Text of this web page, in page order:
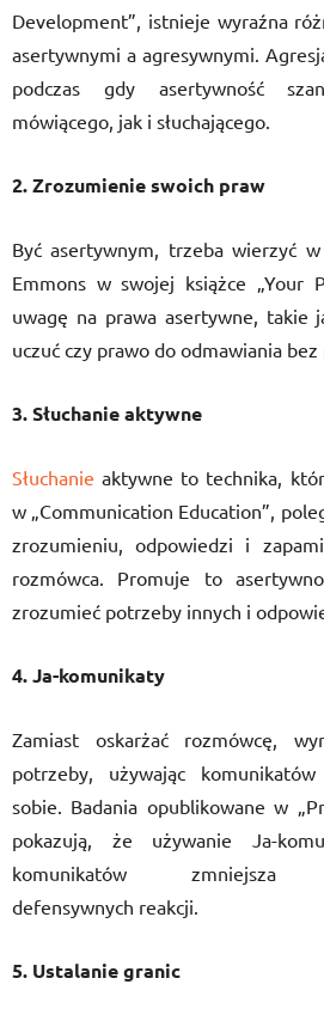
Development”, istnieje wyraźna
asertywnymi a agresywnymi.
podczas gdy asertywność
mówiącego, jak i słuchającego.
2. Zrozumienie swoich praw
Być asertywnym, trzeba wierzyć
Emmons w swojej książce „Your
uwagę na prawa asertywne, takie
uczuć czy prawo do odmawiania bez
3. Słuchanie aktywne
Słuchanie aktywne to technika,
w „Communication Education”,
zrozumieniu, odpowiedzi i
rozmówca. Promuje to
zrozumieć potrzeby innych i
4. Ja-komunikaty
Zamiast oskarżać rozmówcę,
potrzeby, używając
sobie. Badania opublikowane w
pokazują, że używanie Ja-
komunikatów zmniejsza
defensywnych reakcji.
5. Ustalanie granic